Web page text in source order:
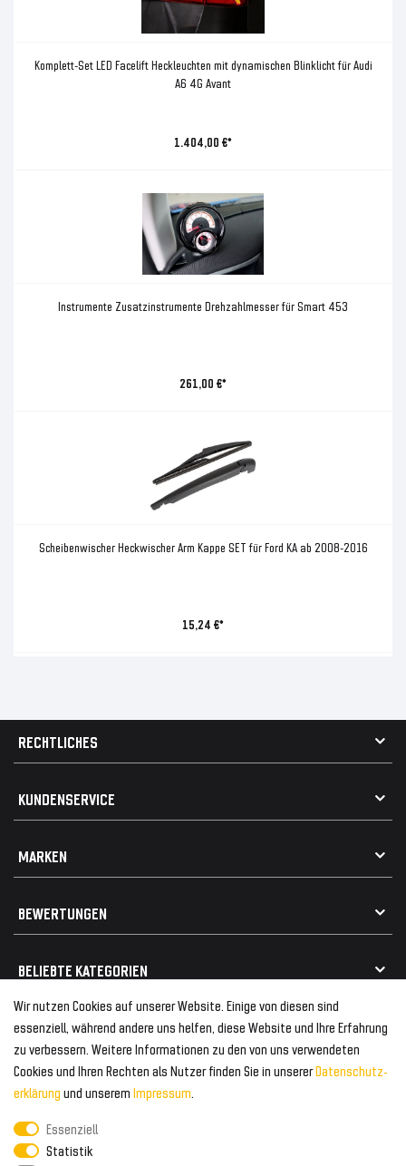
Komplett-Set LED Facelift Heckleuchten mit dynamischen Blinklicht für Audi
A6 4G Avant
1.404,00 €*
Instrumente Zusatzinstrumente Drehzahlmesser für Smart 453
261,00 €*
Scheibenwischer Heckwischer Arm Kappe SET für Ford KA ab 2008-2016
15,24 €*
Wir nutzen Cookies auf unserer Website. Einige von diesen sind
essenziell, während andere uns helfen, diese Website und Ihre Erfahrung
zu verbessern. Weitere Informationen zu den von uns verwendeten
Cookies und Ihren Rechten als Nutzer finden Sie in unsererDaten­schutz­
erklärung und unserem Impressum.
Essenziell
Statistik
RECHTLICHES
Widerrufsrecht
Vertrag widerrufen
Elektro- / Altteilentsorgung
KUNDENSERVICE
MARKEN
Geeignet für Mercedes
Geeignet für Audi
BEWERTUNGEN
BELIEBTE KATEGORIEN
Frontspoiler
Heckspoiler
Kabelbäume
Kühlergrill
FOLGEN SIE UNS AUF
Tuning Fanatics
ZAHLUNG & VERSAND
Zahlungsanbieter
Versand & Zahlung
© 2026 Tuning Fanatics